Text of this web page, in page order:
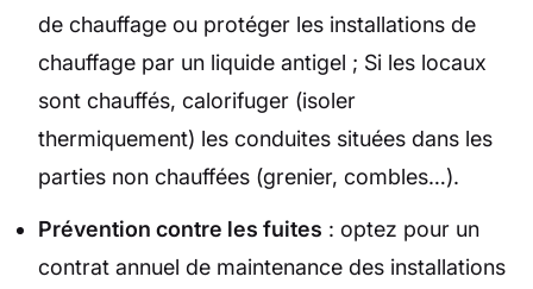
de chauffage ou protéger les installations de
chauffage par un liquide antigel ; Si les locaux
sont chauffés, calorifuger (isoler
thermiquement) les conduites situées dans les
parties non chauffées (grenier, combles…).
Prévention contre les fuites : optez pour un
contrat annuel de maintenance des installations